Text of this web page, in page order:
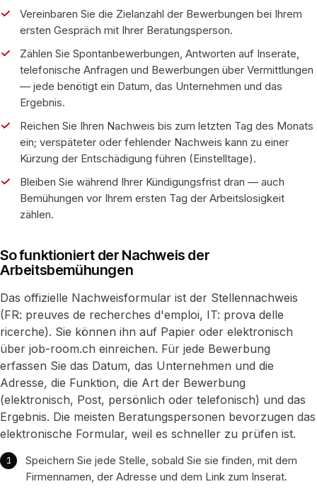
Vereinbaren Sie die Zielanzahl der Bewerbungen bei Ihrem
ersten Gespräch mit Ihrer Beratungsperson.
Zählen Sie Spontanbewerbungen, Antworten auf Inserate,
telefonische Anfragen und Bewerbungen über Vermittlungen
— jede benötigt ein Datum, das Unternehmen und das
Ergebnis.
Reichen Sie Ihren Nachweis bis zum letzten Tag des Monats
ein; verspäteter oder fehlender Nachweis kann zu einer
Kürzung der Entschädigung führen (Einstelltage).
Bleiben Sie während Ihrer Kündigungsfrist dran — auch
Bemühungen vor Ihrem ersten Tag der Arbeitslosigkeit
zählen.
So funktioniert der Nachweis der
Arbeitsbemühungen
Das offizielle Nachweisformular ist der Stellennachweis
(FR: preuves de recherches d'emploi, IT: prova delle
ricerche). Sie können ihn auf Papier oder elektronisch
über job-room.ch einreichen. Für jede Bewerbung
erfassen Sie das Datum, das Unternehmen und die
Adresse, die Funktion, die Art der Bewerbung
(elektronisch, Post, persönlich oder telefonisch) und das
Ergebnis. Die meisten Beratungspersonen bevorzugen das
elektronische Formular, weil es schneller zu prüfen ist.
Speichern Sie jede Stelle, sobald Sie sie finden, mit dem
Firmennamen, der Adresse und dem Link zum Inserat.